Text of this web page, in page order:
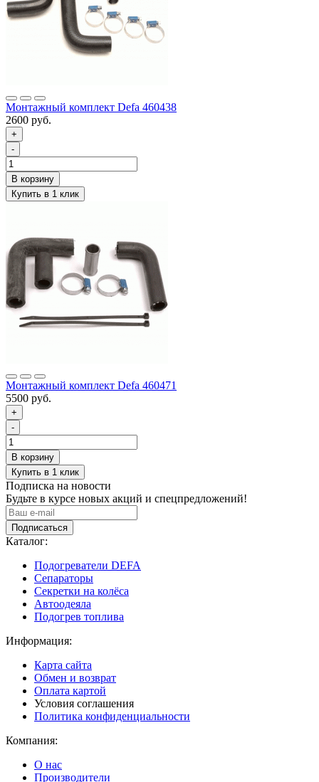
Монтажный комплект Defa 460438
2600 руб.
+
-
Монтажный комплект Defa 460471
5500 руб.
+
-
Подписка на новости
Будьте в курсе новых акций и спецпредложений!
Подписаться
Каталог:
Подогреватели DEFA
Сепараторы
Секретки на колёса
Автоодеяла
Подогрев топлива
Информация:
Карта сайта
Обмен и возврат
Оплата картой
Условия соглашения
Политика конфиденциальности
Компания:
О нас
Производители